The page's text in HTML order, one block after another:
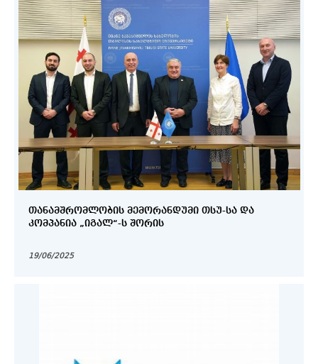
ᲗᲐᲜᲐᲛᲨᲠᲝᲛᲚᲝᲑᲘᲡ ᲛᲔᲛᲝᲠᲐᲜᲓᲣᲛᲘ ᲗᲡᲣ-ᲡᲐ ᲓᲐ
ᲙᲝᲛᲞᲐᲜᲘᲐ „ᲘᲒᲐᲚ“-Ს ᲨᲝᲠᲘᲡ
19/06/2025